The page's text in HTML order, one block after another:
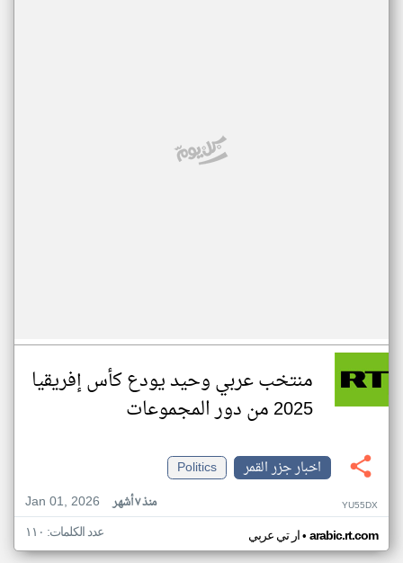
منتخب عربي وحيد يودع كأس إفريقيا
2025 من دور المجموعات
اخبار جزر القمر
Politics
Jan 01, 2026
منذ ٧ أشهر YU55DX
ار تي عربي• arabic.rt.com عدد الكلمات: ١١٠